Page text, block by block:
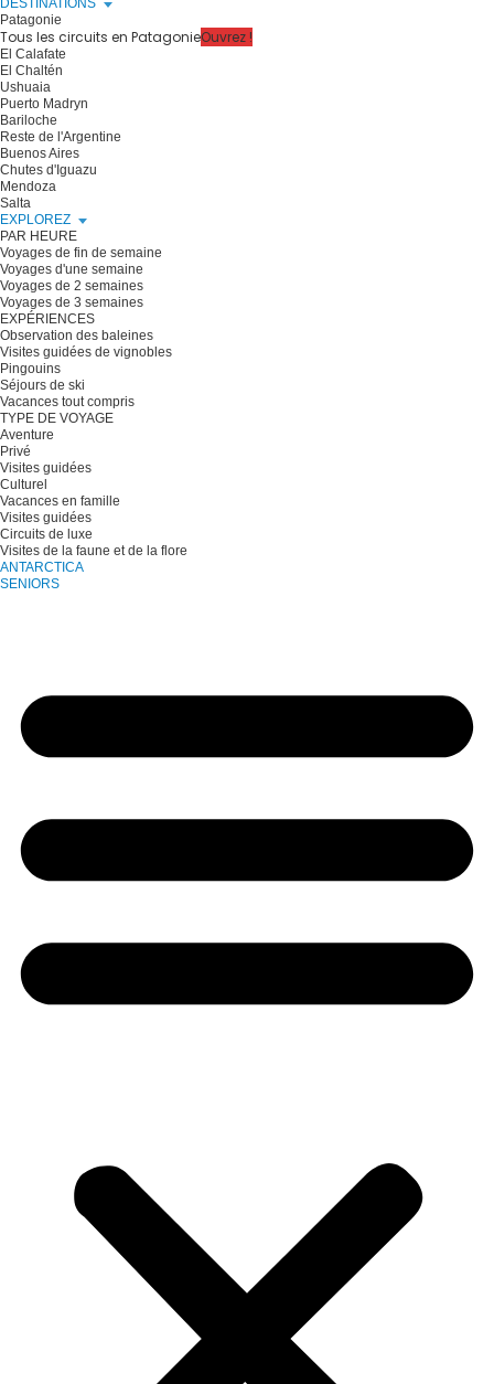
DESTINATIONS
Patagonie
Tous les circuits en PatagonieOuvrez !
El Calafate
El Chaltén
Ushuaia
Puerto Madryn
Bariloche
Reste de l'Argentine
Buenos Aires
Chutes d'Iguazu
Mendoza
Salta
EXPLOREZ
PAR HEURE
Voyages de fin de semaine
Voyages d'une semaine
Voyages de 2 semaines
Voyages de 3 semaines
EXPÉRIENCES
Observation des baleines
Visites guidées de vignobles
Pingouins
Séjours de ski
Vacances tout compris
TYPE DE VOYAGE
Aventure
Privé
Visites guidées
Culturel
Vacances en famille
Visites guidées
Circuits de luxe
Visites de la faune et de la flore
ANTARCTICA
SENIORS